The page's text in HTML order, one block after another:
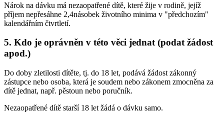
Nárok na dávku má nezaopatřené dítě, které žije v rodině, jejíž
příjem nepřesáhne 2,4násobek životního minima v "předchozím"
kalendářním čtvrtletí.
5. Kdo je oprávněn v této věci jednat (podat žádost
apod.)
Do doby zletilosti dítěte, tj. do 18 let, podává žádost zákonný
zástupce nebo osoba, která je soudem nebo zákonem zmocněna za
dítě jednat, např. pěstoun nebo poručník.
Nezaopatřené dítě starší 18 let žádá o dávku samo.